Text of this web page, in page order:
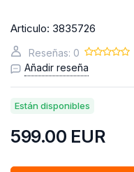
Articulo: 3835726
Reseñas: 0
Añadir reseña
Están disponibles
599.00 EUR